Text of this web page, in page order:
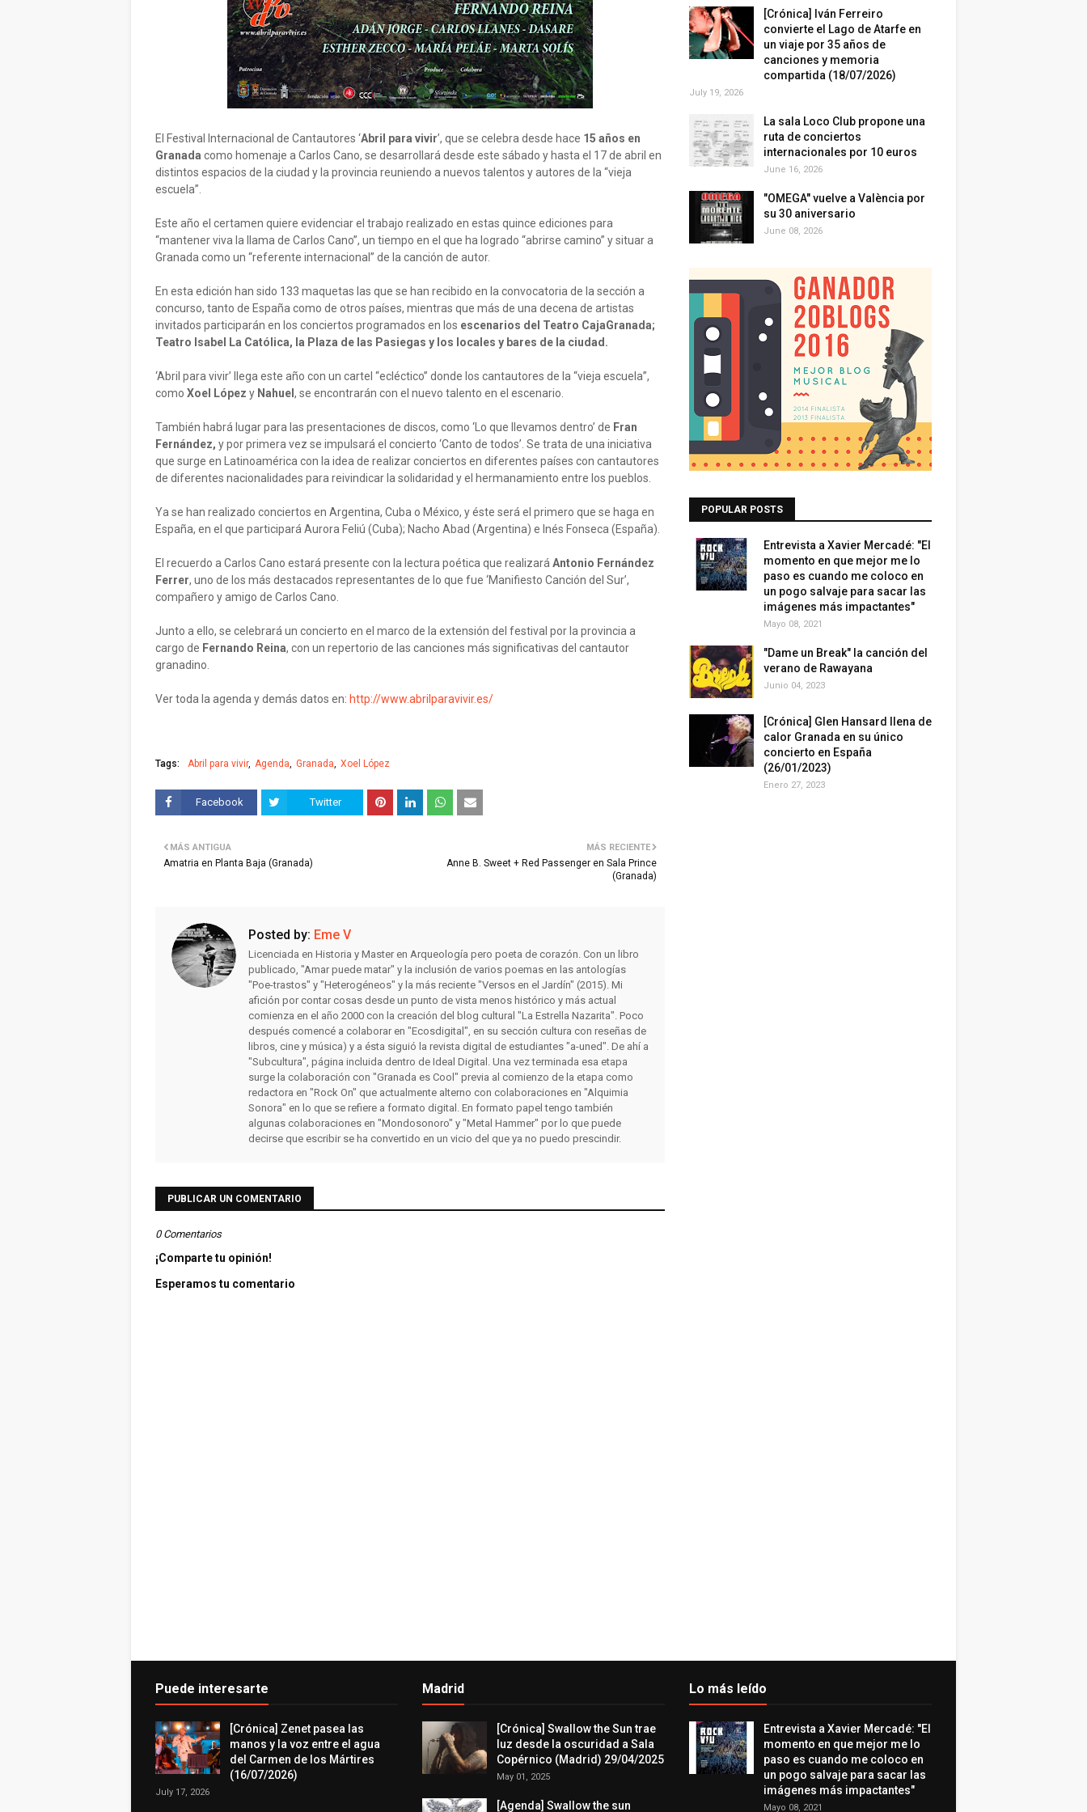
El Festival Internacional de Cantautores ‘Abril para vivir’, que se celebra desde hace 15 años en
Granada como homenaje a Carlos Cano, se desarrollará desde este sábado y hasta el 17 de abril en
distintos espacios de la ciudad y la provincia reuniendo a nuevos talentos y autores de la “vieja
escuela”.
Este año el certamen quiere evidenciar el trabajo realizado en estas quince ediciones para
“mantener viva la llama de Carlos Cano”, un tiempo en el que ha logrado “abrirse camino” y situar a
Granada como un “referente internacional” de la canción de autor.
En esta edición han sido 133 maquetas las que se han recibido en la convocatoria de la sección a
concurso, tanto de España como de otros países, mientras que más de una decena de artistas
invitados participarán en los conciertos programados en los escenarios del Teatro CajaGranada;
Teatro Isabel La Católica, la Plaza de las Pasiegas y los locales y bares de la ciudad.
‘Abril para vivir’ llega este año con un cartel “ecléctico” donde los cantautores de la “vieja escuela”,
como Xoel López y Nahuel , se encontrarán con el nuevo talento en el escenario.
También habrá lugar para las presentaciones de discos, como ‘Lo que llevamos dentro’ de Fran
Fernández, y por primera vez se impulsará el concierto ‘Canto de todos’. Se trata de una iniciativa
que surge en Latinoamérica con la idea de realizar conciertos en diferentes países con cantautores
de diferentes nacionalidades para reivindicar la solidaridad y el hermanamiento entre los pueblos.
Ya se han realizado conciertos en Argentina, Cuba o México, y éste será el primero que se haga en
España, en el que participará Aurora Feliú (Cuba); Nacho Abad (Argentina) e Inés Fonseca (España).
El recuerdo a Carlos Cano estará presente con la lectura poética que realizará Antonio Fernández
Ferrer, uno de los más destacados representantes de lo que fue ‘Manifiesto Canción del Sur’,
compañero y amigo de Carlos Cano.
Junto a ello, se celebrará un concierto en el marco de la extensión del festival por la provincia a
cargo de Fernando Reina, con un repertorio de las canciones más significativas del cantautor
granadino.
Ver toda la agenda y demás datos en: http://www.abrilparavivir.es/
Tags: Abril para vivir Agenda Granada Xoel López
Facebook Twitter
MÁS RECIENTE
Anne B. Sweet + Red Passenger en Sala Prince
(Granada)
MÁS ANTIGUA
Amatria en Planta Baja (Granada)
Posted by: Eme V
Licenciada en Historia y Master en Arqueología pero poeta de corazón. Con un libro
publicado, "Amar puede matar" y la inclusión de varios poemas en las antologías
"Poe-trastos" y "Heterogéneos" y la más reciente "Versos en el Jardín" (2015). Mi
afición por contar cosas desde un punto de vista menos histórico y más actual
comienza en el año 2000 con la creación del blog cultural "La Estrella Nazarita". Poco
después comencé a colaborar en "Ecosdigital", en su sección cultura con reseñas de
libros, cine y música) y a ésta siguió la revista digital de estudiantes "a-uned". De ahí a
"Subcultura", página incluida dentro de Ideal Digital. Una vez terminada esa etapa
surge la colaboración con "Granada es Cool" previa al comienzo de la etapa como
redactora en "Rock On" que actualmente alterno con colaboraciones en "Alquimia
Sonora" en lo que se refiere a formato digital. En formato papel tengo también
algunas colaboraciones en "Mondosonoro" y "Metal Hammer" por lo que puede
decirse que escribir se ha convertido en un vicio del que ya no puedo prescindir.
PUBLICAR UN COMENTARIO
0 Comentarios
¡Comparte tu opinión!
Esperamos tu comentario
[Crónica] Iván Ferreiro
convierte el Lago de Atarfe en
un viaje por 35 años de
canciones y memoria
compartida (18/07/2026)
July 19, 2026
La sala Loco Club propone una
ruta de conciertos
internacionales por 10 euros
June 16, 2026
"OMEGA" vuelve a València por
su 30 aniversario
June 08, 2026
POPULAR POSTS
Entrevista a Xavier Mercadé: "El
momento en que mejor me lo
paso es cuando me coloco en
un pogo salvaje para sacar las
imágenes más impactantes"
Mayo 08, 2021
"Dame un Break" la canción del
verano de Rawayana
Junio 04, 2023
[Crónica] Glen Hansard llena de
calor Granada en su único
concierto en España
(26/01/2023)
Enero 27, 2023
Puede interesarte
[Crónica] Zenet pasea las
manos y la voz entre el agua
del Carmen de los Mártires
(16/07/2026)
July 17, 2026
Madrid
[Crónica] Swallow the Sun trae
luz desde la oscuridad a Sala
Copérnico (Madrid) 29/04/2025
May 01, 2025
[Agenda] Swallow the sun
Lo más leído
Entrevista a Xavier Mercadé: "El
momento en que mejor me lo
paso es cuando me coloco en
un pogo salvaje para sacar las
imágenes más impactantes"
Mayo 08, 2021